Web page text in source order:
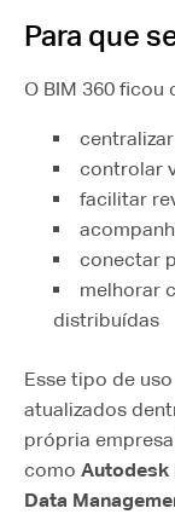
Para que
O BIM 360
controlar
facilitar
conectar
melhorar
distribuídas
Esse tipo de
atualizados
própria
como Autodesk
Data